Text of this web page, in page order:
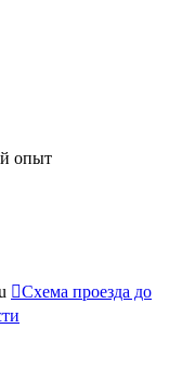
опыт
Схема проезда до